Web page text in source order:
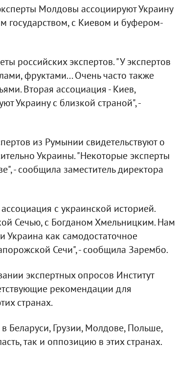
Молдовы ассоциируют Украину
государством, с Киевом и буфером-
российских экспертов. "У экспертов
фруктами... Очень часто также
Вторая ассоциация - Киев,
Украину с близкой страной", -
из Румынии свидетельствуют о
Украины. "Некоторые эксперты
- сообщила заместитель директора
с украинской историей.
Сечью, с Богданом Хмельницким. Нам
Украина как самодостаточное
Сечи", - сообщила Зарембо.
экспертных опросов Институт
рекомендации для
странах.
Беларуси, Грузии, Молдове, Польше,
так и оппозицию в этих странах.